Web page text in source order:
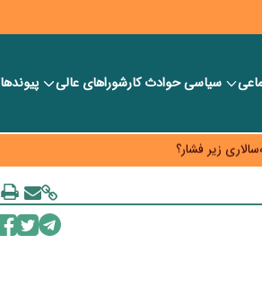
سیاسیحوادث کارشورا‎های عالی پیوندها